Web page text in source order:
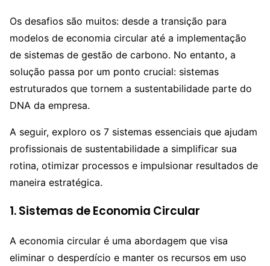
Os desafios são muitos: desde a transição para
modelos de economia circular até a implementação
de sistemas de gestão de carbono. No entanto, a
solução passa por um ponto crucial: sistemas
estruturados que tornem a sustentabilidade parte do
DNA da empresa.
A seguir, exploro os 7 sistemas essenciais que ajudam
profissionais de sustentabilidade a simplificar sua
rotina, otimizar processos e impulsionar resultados de
maneira estratégica.
1. Sistemas de Economia Circular
A economia circular é uma abordagem que visa
eliminar o desperdício e manter os recursos em uso